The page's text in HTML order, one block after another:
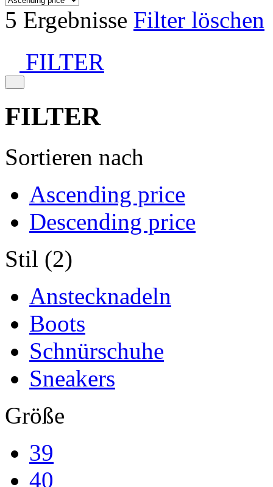
5 Ergebnisse Filter löschen
FILTER
FILTER
Sortieren nach
Ascending price
Descending price
Stil (2)
Anstecknadeln
Boots
Schnürschuhe
Sneakers
Größe
39
40